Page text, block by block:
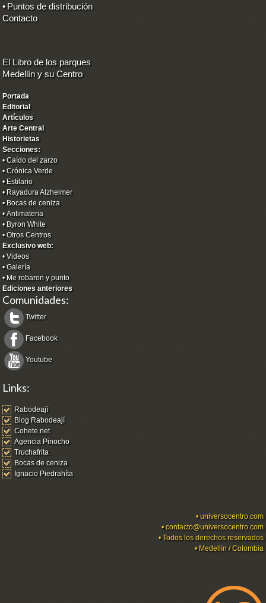
• Puntos de distribución
Contacto
El Libro de los parques
Medellín y su Centro
Portada
Editorial
Artículos
Arte Central
Historietas
Secciones:
•Caído del zarzo
•Crónica Verde
•Estilario
•Rayadura Alzheimer
•Bocas de ceniza
•Antimateria
•Byron White
•Otros Centros
Exclusivo web:
•Videos
•Galería
•Me robaron y punto
Ediciones anteriores
Comunidades:
Twitter
Facebook
Youtube
Links:
Rabodeají
Blog Rabodeají
Cohete.net
Agencia Pinocho
Truchafrita
Bocas de ceniza
Ignacio Piedrahíta
•universocentro.com
•contacto@universocentro.com
• Todos los derechos reservados
• Medellín / Colombia